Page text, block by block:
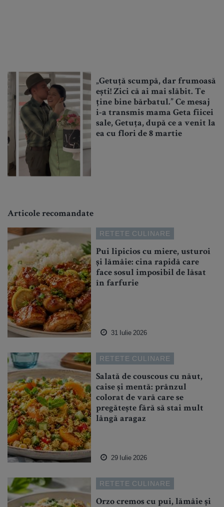
„Getuță scumpă, dar frumoasă
ești! Zici că ai mai slăbit. Te
ține bine bărbatul.” Ce mesaj
i-a transmis mama Geta fiicei
sale, Getuța, după ce a venit la
ea cu flori de 8 martie
Articole recomandate
RETETE CULINARE
Pui lipicios cu miere, usturoi
și lămâie: cina rapidă care
face sosul imposibil de lăsat
în farfurie
31 Iulie 2026
RETETE CULINARE
Salată de couscous cu năut,
caise și mentă: prânzul
colorat de vară care se
pregătește fără să stai mult
lângă aragaz
29 Iulie 2026
RETETE CULINARE
Orzo cremos cu pui, lămâie și